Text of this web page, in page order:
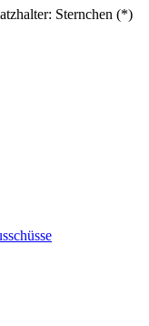
Sternchen (*)